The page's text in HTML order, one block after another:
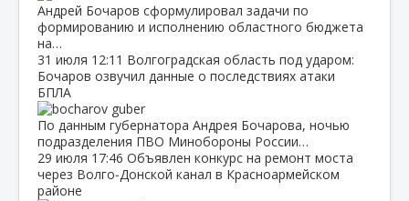
Андрей Бочаров сформулировал задачи по
формированию и исполнению областного бюджета
на…
31 июля 12:11 Волгоградская область под ударом:
Бочаров озвучил данные о последствиях атаки
БПЛА
По данным губернатора Андрея Бочарова, ночью
подразделения ПВО Минобороны России…
29 июля 17:46 Объявлен конкурс на ремонт моста
через Волго‑Донской канал в Красноармейском
районе